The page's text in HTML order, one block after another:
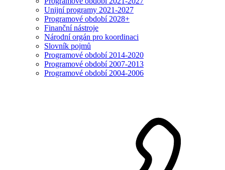
Unijní programy 2021-2027
Programové období 2028+
Finanční nástroje
Národní orgán pro koordinaci
Slovník pojmů
Programové období 2014-2020
Programové období 2007-2013
Programové období 2004-2006